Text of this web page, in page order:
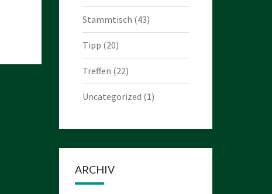
Stammtisch (43)
Tipp (20)
Treffen (22)
Uncategorized (1)
ARCHIV